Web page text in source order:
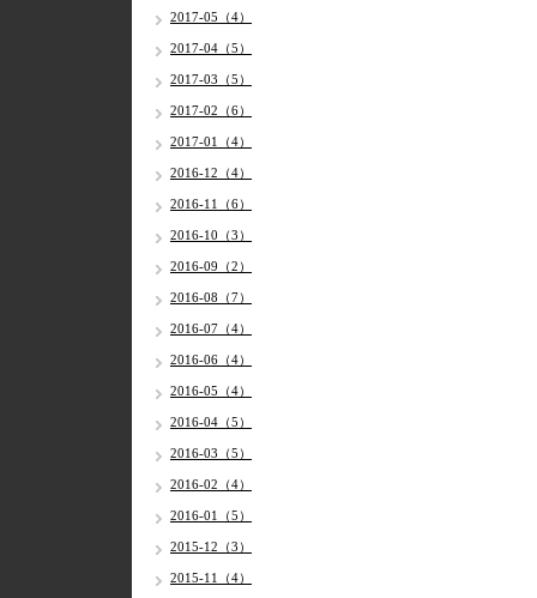
2017-05（4）
2017-04（5）
2017-03（5）
2017-02（6）
2017-01（4）
2016-12（4）
2016-11（6）
2016-10（3）
2016-09（2）
2016-08（7）
2016-07（4）
2016-06（4）
2016-05（4）
2016-04（5）
2016-03（5）
2016-02（4）
2016-01（5）
2015-12（3）
2015-11（4）